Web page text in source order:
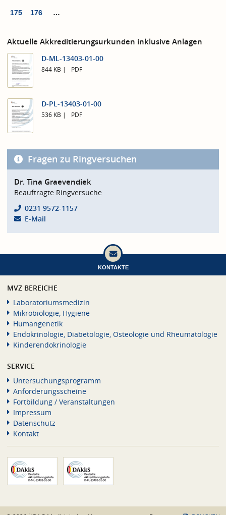
175
176 …
Aktuelle Akkreditierungsurkunden inklusive Anlagen
D-ML-13403-01-00
844 KB PDF
D-PL-13403-01-00
536 KB PDF
Fragen zu Ringversuchen
Dr. Tina Graevendiek
Beauftragte Ringversuche
0231 9572-1157
E-Mail
KONTAKTE
MVZ BEREICHE
Laboratoriumsmedizin
Mikrobiologie, Hygiene
Humangenetik
Endokrinologie, Diabetologie, Osteologie und Rheumatologie
Kinderendokrinologie
SERVICE
Untersuchungsprogramm
Anforderungsscheine
Fortbildung / Veranstaltungen
Impressum
Datenschutz
Kontakt